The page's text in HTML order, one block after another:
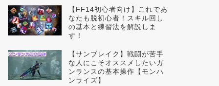
【FF14初心者向け】これであ
なたも脱初心者！スキル回し
の基本と練習法を解説しま
す！
【サンブレイク】戦闘が苦手
な人にこそオススメしたいガ
ンランスの基本操作【モンハ
ンライズ】